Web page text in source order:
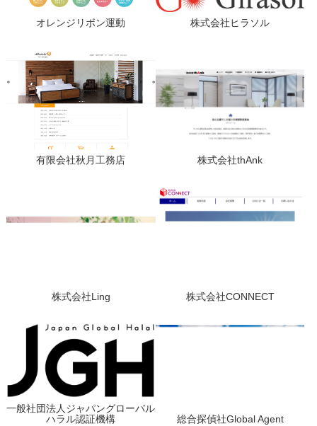
オレンジリボン運動 株式会社ヒラソル
有限会社秋月工務店 株式会社thAnk
株式会社Ling 株式会社CONNECT
一般社団法人ジャパングローバル
ハラル認証機構
総合探偵社Global Agent